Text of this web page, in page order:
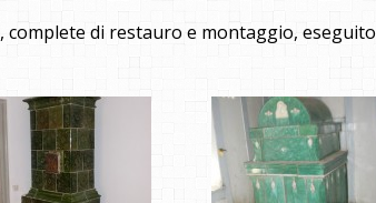
, complete di restauro e montaggio, eseguito